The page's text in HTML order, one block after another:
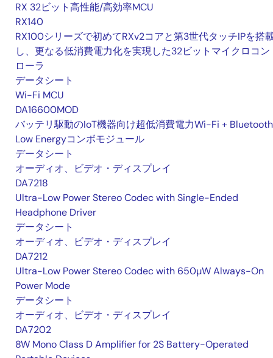
RX 32ビット高性能/高効率MCU
RX140
RX100シリーズで初めてRXv2コアと第3世代タッチIPを搭
し、更なる低消費電力化を実現した32ビットマイクロコン
ローラ
データシート
Wi-Fi MCU
DA16600MOD
バッテリ駆動のIoT機器向け超低消費電力Wi-Fi + Bluetooth
Low Energyコンボモジュール
データシート
オーディオ、ビデオ・ディスプレイ
DA7218
Ultra-Low Power Stereo Codec with Single-Ended
Headphone Driver
データシート
オーディオ、ビデオ・ディスプレイ
DA7212
Ultra-Low Power Stereo Codec with 650µW Always-On
Power Mode
データシート
オーディオ、ビデオ・ディスプレイ
DA7202
8W Mono Class D Amplifier for 2S Battery-Operated